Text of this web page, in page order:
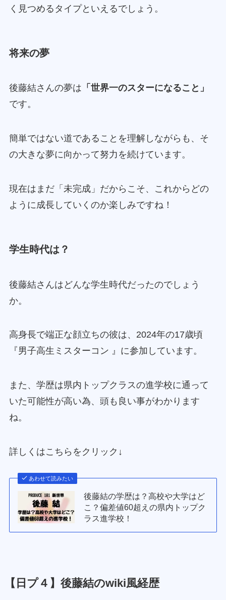
く見つめるタイプといえるでしょう。
将来の夢
後藤結さんの夢は 「世界一のスターになること」
です。
簡単ではない道であることを理解しながらも、そ
の大きな夢に向かって努力を続けています。
現在はまだ「未完成」だからこそ、これからどの
ように成長していくのか楽しみですね！
学生時代は？
後藤結さんはどんな学生時代だったのでしょう
か。
高身長で端正な顔立ちの彼は、2024年の17歳頃
『男子高生ミスターコン 』に参加しています。
また、学歴は県内トップクラスの進学校に通って
いた可能性が高い為、頭も良い事がわかります
ね。
詳しくはこちらをクリック↓
あわせて読みたい
後藤結の学歴は？高校や大学はど
こ？偏差値60超えの県内トップク
ラス進学校！
【日プ４】後藤結のwiki風経歴